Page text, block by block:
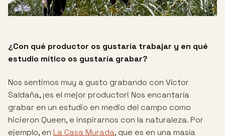
¿Con qué productor os gustaría trabajar y en qué
estudio mítico os gustaría grabar?
Nos sentimos muy a gusto grabando con Víctor
Saldaña, ¡es el mejor productor! Nos encantaría
grabar en un estudio en medio del campo como
hicieron Queen, e inspirarnos con la naturaleza. Por
ejemplo, en La Casa Murada, que es en una masía